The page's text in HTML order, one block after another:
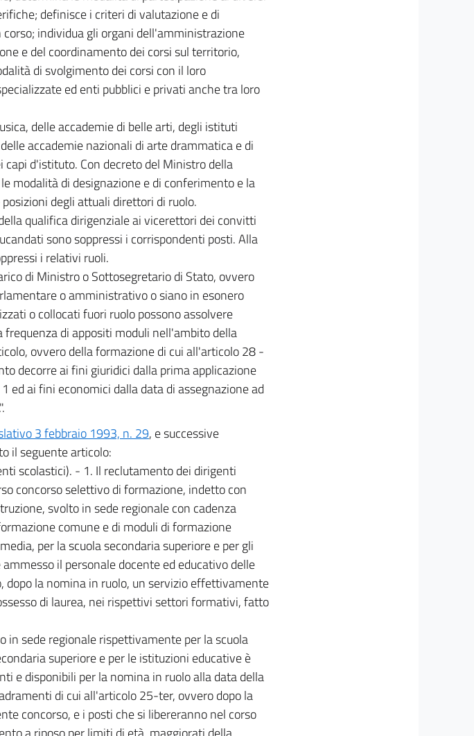
definisce i criteri di valutazione e di
individua gli organi dell'amministrazione
e del coordinamento dei corsi sul territorio,
di svolgimento dei corsi con il loro
ed enti pubblici e privati anche tra loro
delle accademie di belle arti, degli istituti
accademie nazionali di arte drammatica e di
capi d'istituto. Con decreto del Ministro della
modalità di designazione e di conferimento e la
degli attuali direttori di ruolo.
qualifica dirigenziale ai vicerettori dei convitti
sono soppressi i corrispondenti posti. Alla
i relativi ruoli.
di Ministro o Sottosegretario di Stato, ovvero
o amministrativo o siano in esonero
o collocati fuori ruolo possono assolvere
di appositi moduli nell'ambito della
ovvero della formazione di cui all'articolo 28 -
decorre ai fini giuridici dalla prima applicazione
ed ai fini economici dalla data di assegnazione ad
3 febbraio 1993, n. 29, e successive
il seguente articolo:
scolastici). - 1. Il reclutamento dei dirigenti
concorso selettivo di formazione, indetto con
svolto in sede regionale con cadenza
comune e di moduli di formazione
per la scuola secondaria superiore e per gli
il personale docente ed educativo delle
la nomina in ruolo, un servizio effettivamente
di laurea, nei rispettivi settori formativi, fatto
in sede regionale rispettivamente per la scuola
superiore e per le istituzioni educative è
e disponibili per la nomina in ruolo alla data della
di cui all'articolo 25-ter, ovvero dopo la
concorso, e i posti che si libereranno nel corso